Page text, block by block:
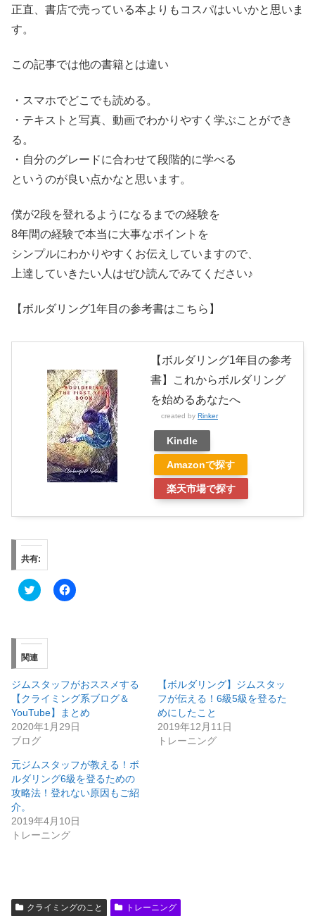
正直、書店で売っている本よりもコスパはいいかと思いま
す。
この記事では他の書籍とは違い
・スマホでどこでも読める。
・テキストと写真、動画でわかりやすく学ぶことができ
る。
・自分のグレードに合わせて段階的に学べる
というのが良い点かなと思います。
僕が2段を登れるようになるまでの経験を
8年間の経験で本当に大事なポイントを
シンプルにわかりやすくお伝えしていますので、
上達していきたい人はぜひ読んでみてください♪
【ボルダリング1年目の参考書はこちら】
【ボルダリング1年目の参考
書】これからボルダリング
を始めるあなたへ
created by Rinker
Kindle
Amazonで探す
楽天市場で探す
共有:
ク
リ
T
w
i
t
t
e
r
で
共
有
新
い
ウ
ィ
ン
ド
で
開
き
F
a
有
す
る
に
は
ク
リ
し
て
く
だ
さ
(
新
で
開
関連
ジムスタッフがおススメする
【クライミング系ブログ＆
YouTube】まとめ
2020年1月29日
ブログ
【ボルダリング】ジムスタッ
フが伝える！6級5級を登るた
めにしたこと
2019年12月11日
トレーニング
元ジムスタッフが教える！ボ
ルダリング6級を登るための
攻略法！登れない原因もご紹
介。
2019年4月10日
トレーニング
クライミングのこと トレーニング